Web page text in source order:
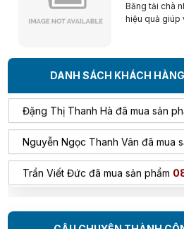
Băng tải chà
hiệu quả giúp
bề mặt và
bảo hiệu suất
DANH SÁCH KHÁCH
Bùi Đức Trung đã mua sản phẩm
Trương Thị Mỹ Tiên đã mua sản
Đặng Thị Thanh Hà đã mua sản
Nguyễn Ngọc Thanh Vân đã mua
Trần Viết Đức đã mua sản phẩm